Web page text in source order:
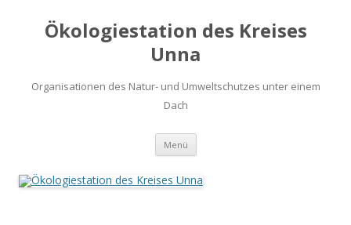
Ökologiestation des Kreises
Unna
Organisationen des Natur- und Umweltschutzes unter einem
Dach
Menü Zum
springen